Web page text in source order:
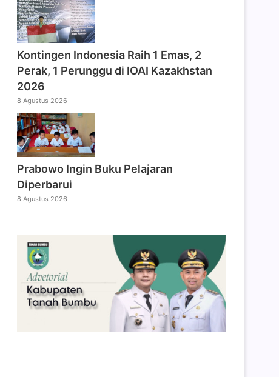
Kontingen Indonesia Raih 1 Emas, 2
Perak, 1 Perunggu di IOAI Kazakhstan
2026
8 Agustus 2026
Prabowo Ingin Buku Pelajaran
Diperbarui
8 Agustus 2026